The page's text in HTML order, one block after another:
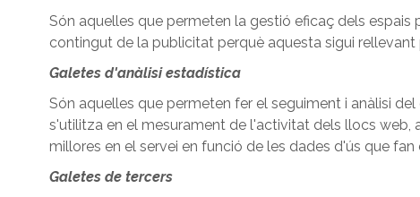
Són aquelles que permeten la gestió eficaç dels
contingut de la publicitat perquè aquesta sigui rellevant
Galetes d'anàlisi estadística
Són aquelles que permeten fer el seguiment i anàlisi
s'utilitza en el mesurament de l'activitat dels llocs web,
millores en el servei en funció de les dades d'ús que fan
Galetes de tercers